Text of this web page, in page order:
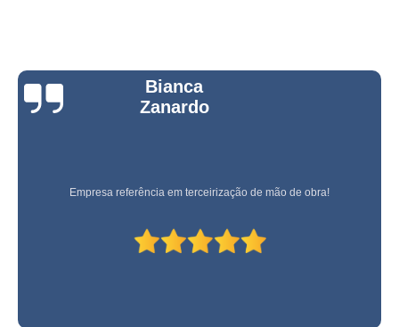
Bianca
Zanardo
Empresa referência em terceirização de mão de obra!